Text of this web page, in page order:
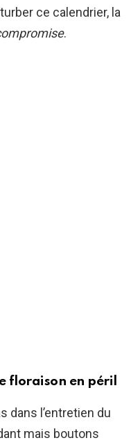
ce calendrier, la
.
floraison en péril
dans l’entretien du
mais boutons